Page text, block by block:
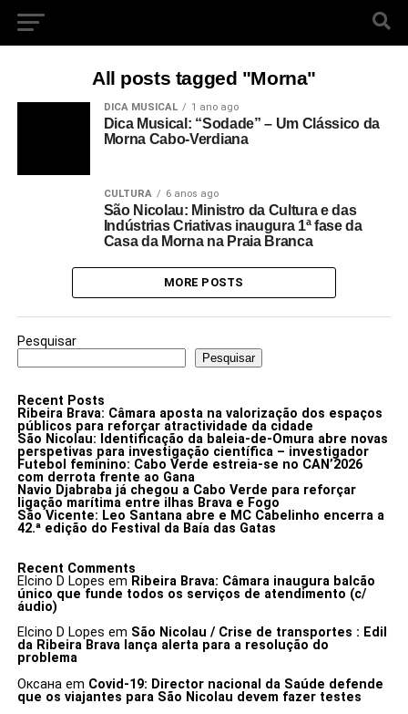
All posts tagged "Morna"
DICA MUSICAL 1 ano ago
Dica Musical: “Sodade” – Um Clássico da
Morna Cabo-Verdiana
CULTURA 6 anos ago
São Nicolau: Ministro da Cultura e das
Indústrias Criativas inaugura 1ª fase da
Casa da Morna na Praia Branca
MORE POSTS
Pesquisar
Pesquisar
Recent Posts
Ribeira Brava: Câmara aposta na valorização dos espaços
públicos para reforçar atractividade da cidade
São Nicolau: Identificação da baleia-de-Omura abre novas
perspetivas para investigação científica – investigador
Futebol feminino: Cabo Verde estreia-se no CAN’2026
com derrota frente ao Gana
Navio Djabraba já chegou a Cabo Verde para reforçar
ligação marítima entre ilhas Brava e Fogo
São Vicente: Leo Santana abre e MC Cabelinho encerra a
42.ª edição do Festival da Baía das Gatas
Recent Comments
Elcino D Lopes em Ribeira Brava: Câmara inaugura balcão
único que funde todos os serviços de atendimento (c/
áudio)
Elcino D Lopes em São Nicolau / Crise de transportes : Edil
da Ribeira Brava lança alerta para a resolução do
problema
Оксанаem Covid-19: Director nacional da Saúde defende
que os viajantes para São Nicolau devem fazer testes